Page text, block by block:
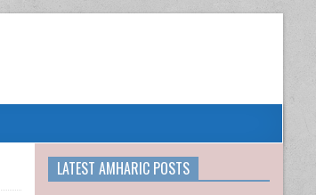
LATEST AMHARIC POSTS